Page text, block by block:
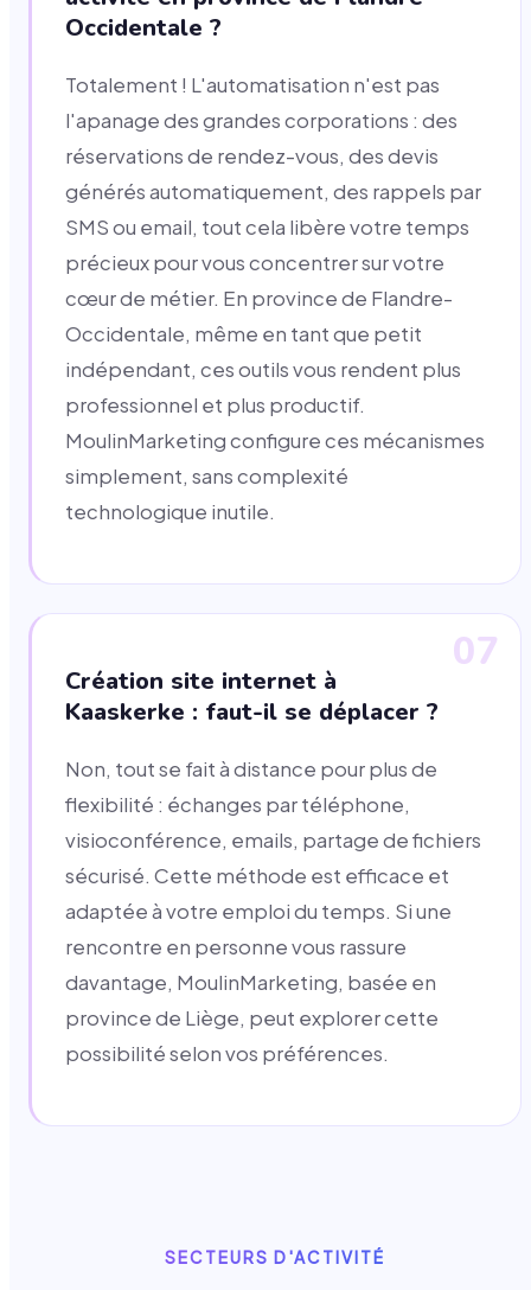
Occidentale ?
Totalement ! L'automatisation n'est pas
l'apanage des grandes corporations : des
réservations de rendez-vous, des devis
générés automatiquement, des rappels par
SMS ou email, tout cela libère votre temps
précieux pour vous concentrer sur votre
cœur de métier. En province de Flandre-
Occidentale, même en tant que petit
indépendant, ces outils vous rendent plus
professionnel et plus productif.
MoulinMarketing configure ces mécanismes
simplement, sans complexité
technologique inutile.
07
Création site internet à
Kaaskerke : faut-il se déplacer ?
Non, tout se fait à distance pour plus de
flexibilité : échanges par téléphone,
visioconférence, emails, partage de fichiers
sécurisé. Cette méthode est efficace et
adaptée à votre emploi du temps. Si une
rencontre en personne vous rassure
davantage, MoulinMarketing, basée en
province de Liège, peut explorer cette
possibilité selon vos préférences.
SECTEURS D'ACTIVITÉ